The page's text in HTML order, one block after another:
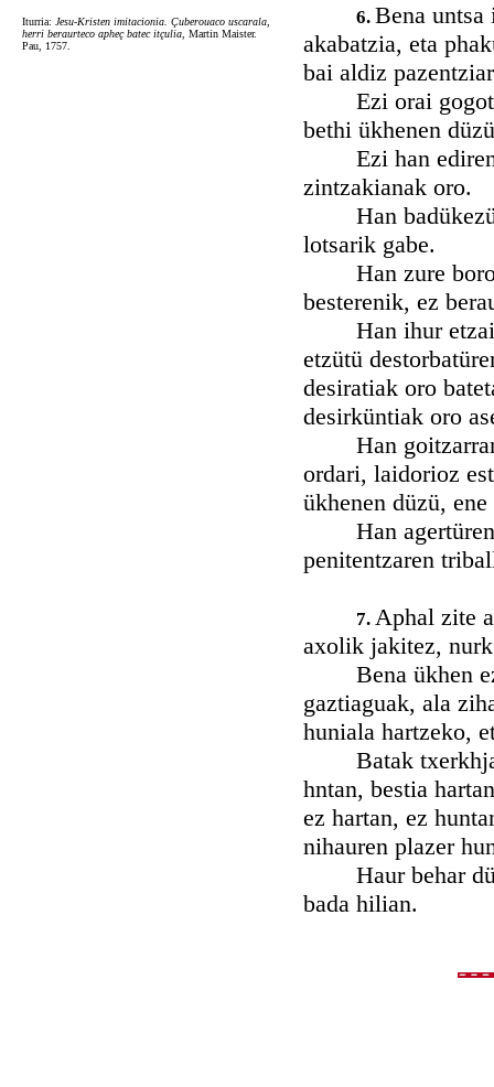
Iturria: Jesu-Kristen imitacionia. Çuberouaco uscarala,
herri beraurteco apheç batec itçulia , Martin Maister.
Pau, 1757.
6. Bena
akabatzia, eta
bai aldiz
Ezi orai gogotik
bethi ükhenen
Ezi han
zintzakianak oro.
Han badükezü,
lotsarik gabe.
Han zure
besterenik, ez
Han ihur
etzütü
desiratiak oro
desirküntiak oro
Han goitzarran
ordari, laidorioz
ükhenen düzü,
Han agertüren
penitentzaren
7. Aphal zite
axolik jakitez,
Bena ükhen
gaztiaguak, ala
huniala hartzeko,
Batak
hntan, bestia
ez hartan, ez
nihauren plazer
Haur behar
bada hilian.